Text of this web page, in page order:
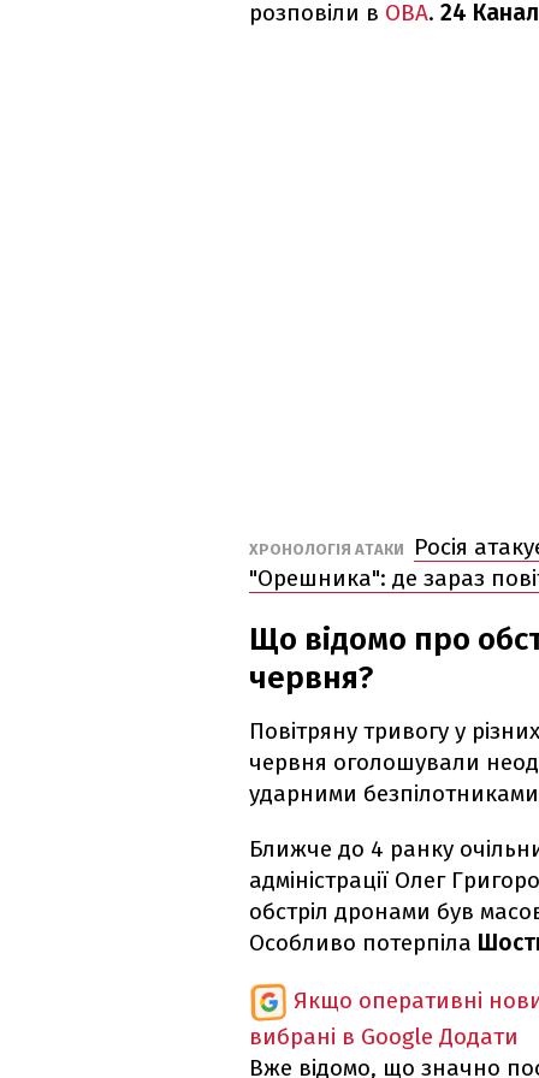
розповіли в ОВА. 24 Канал
ХРОНОЛОГІЯ АТАКИ
Росія
"Орешника": де зараз
Що відомо про
червня?
Повітряну тривогу у
червня оголошували
ударними
Ближче до 4 ранку
адміністрації Олег
обстріл дронами був
Особливо потерпіла
Якщо оперативні
вибрані в Google Додати
Вже відомо, що значно